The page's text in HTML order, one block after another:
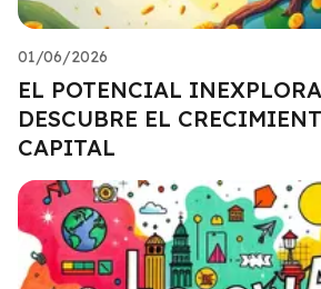
01/06/2026
EL POTENCIAL
DESCUBRE EL
CAPITAL